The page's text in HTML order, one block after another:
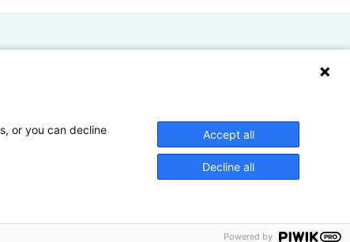
Lectoren en onderzoekers
or you can decline
Accept all
Decline all
Powered by